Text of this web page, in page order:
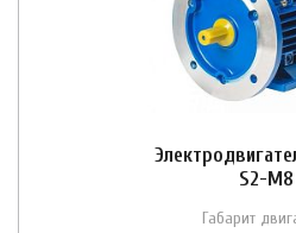
S2-M8
Габарит